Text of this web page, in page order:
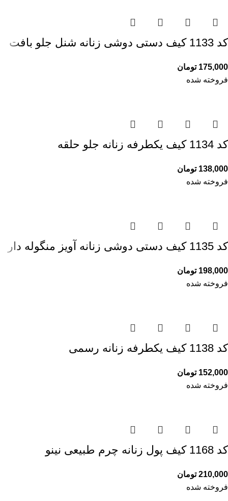
کد 1133 کیف دستی دوشی زنانه شنل جلو بافت
175,000 تومان
فروخته شده
کد 1134 کیف یکطرفه زنانه جلو حلقه
138,000 تومان
فروخته شده
کد 1135 کیف دستی دوشی زنانه آویز منگوله دار
198,000 تومان
فروخته شده
کد 1138 کیف یکطرفه زنانه رسمی
152,000 تومان
فروخته شده
کد 1168 کیف پول زنانه چرم طبیعی نینو
210,000 تومان
فروخته شده